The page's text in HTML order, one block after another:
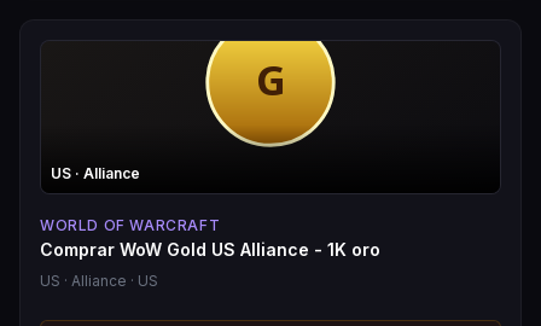
US · Alliance
WORLD OF WARCRAFT
Comprar WoW Gold US Alliance - 1K oro
US · Alliance · US